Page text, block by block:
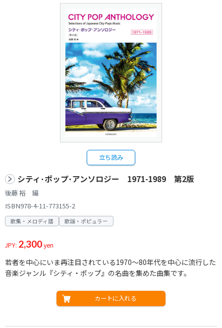
立ち読み
シティ･ポップ･アンソロジー 1971-1989 第2版
後藤 裕 編
ISBN978-4-11-773155-2
歌集・メロディ譜 歌謡・ポピュラー
JPY: 2,300yen
若者を中心にいま再注目されている1970～80年代を中心に流行した
音楽ジャンル『シティ・ポップ』の名曲を集めた曲集です。
カートに入れる